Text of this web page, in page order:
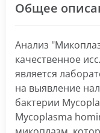
Общее
Анализ
качественное
является
на выявление
бактерии
Mycoplasma